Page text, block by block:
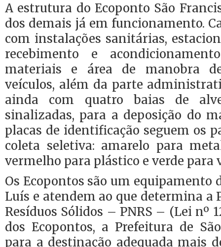
A estrutura do Ecoponto São
dos demais já em funcionamento.
com instalações sanitárias,
recebimento e
materiais e área de manobra
veículos, além da parte
ainda com quatro baias de
sinalizadas, para a deposição do
placas de identificação seguem os
coleta seletiva: amarelo para
vermelho para plástico e verde para
Os Ecopontos são um equipamento
Luís e atendem ao que determina a
Resíduos Sólidos – PNRS – (Lei nº
dos Ecopontos, a Prefeitura de
para a destinação adequada mais